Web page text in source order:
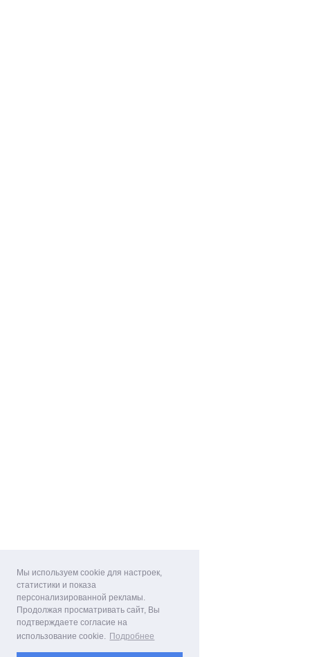
Мы используем cookie для настроек,
статистики и показа
персонализированной рекламы.
Продолжая просматривать сайт, Вы
подтверждаете согласие на
использование cookie. Подробнее